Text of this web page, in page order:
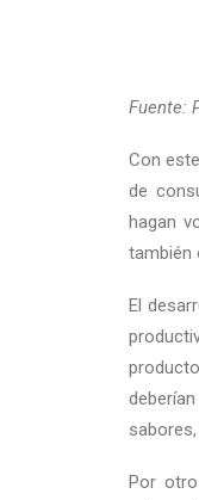
Fuente:
Con
de
hagan
también
El
Por